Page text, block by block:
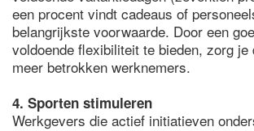
een procent vindt cadeaus of
belangrijkste voorwaarde. Door een
voldoende flexibiliteit te bieden, zorg
meer betrokken werknemers.
4. Sporten stimuleren
Werkgevers die actief initiatieven